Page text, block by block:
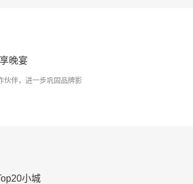
晚宴
伙伴，进一步巩固品牌影
小城